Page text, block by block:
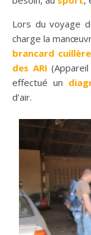
Lors du voyage
charge la
brancard cuillère
des ARI
effectué un
d’air.